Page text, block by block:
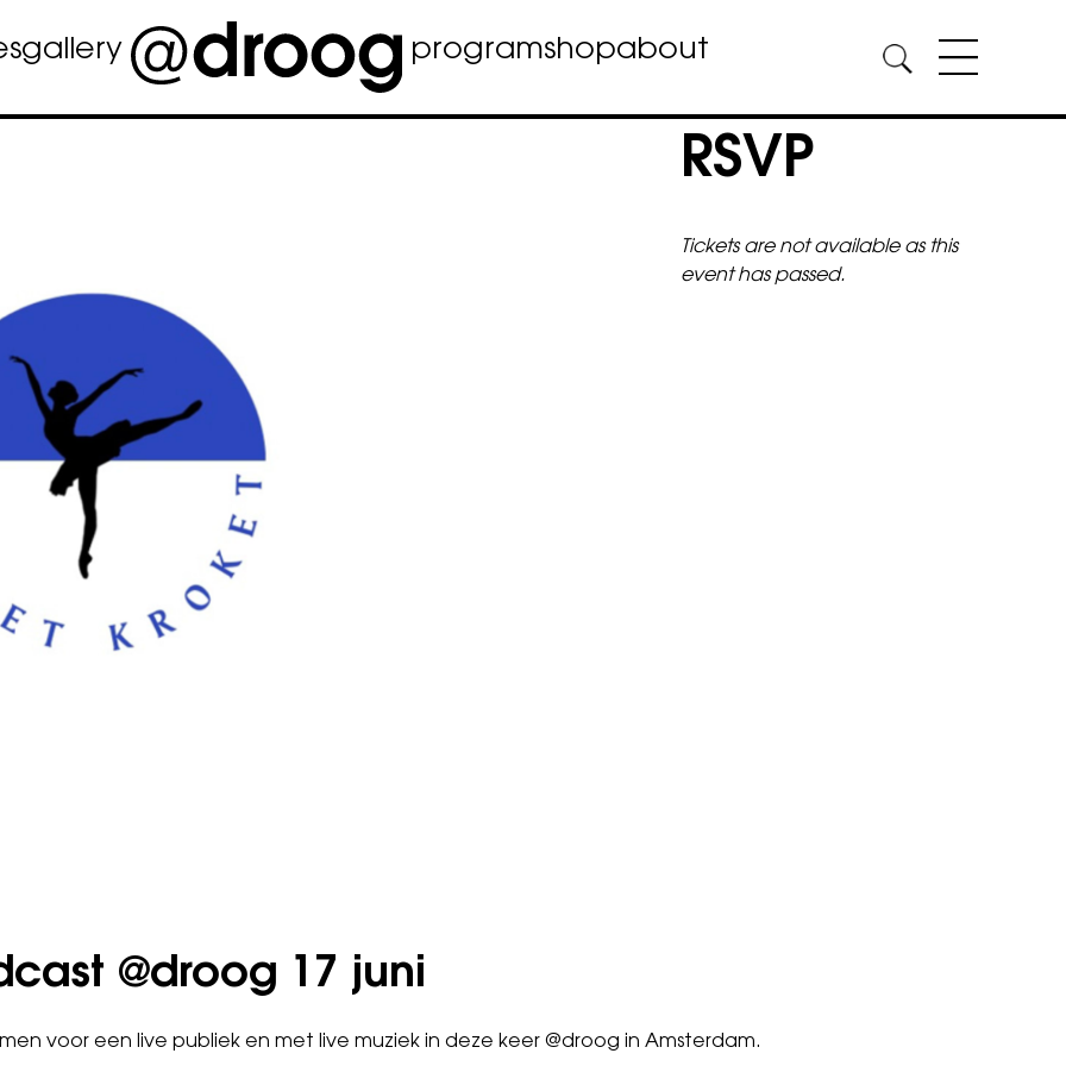
gallery programshopabout
RSVP
Tickets are not available as this
event has passed.
@droog 17 juni
voor een live publiek en met live muziek in deze keer @droog in Amsterdam.